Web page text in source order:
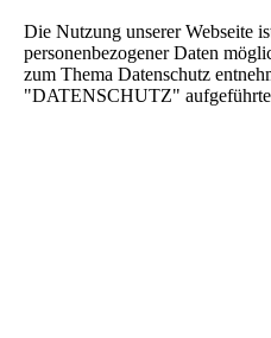
Die Nutzung unserer Webseite
personenbezogener Daten
zum Thema Datenschutz
"DATENSCHUTZ"